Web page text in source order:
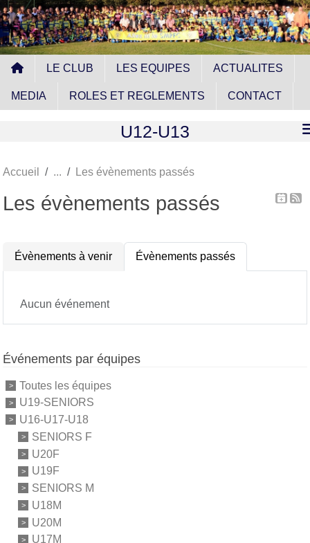
LE CLUB LES EQUIPES ACTUALITES
MEDIA ROLES ET REGLEMENTS CONTACT
U12-U13
Accueil Les évènements passés
Les évènements passés
Évènements à venir Évènements passés
Aucun événement
Événements par équipes
Toutes les équipes
U19-SENIORS
U16-U17-U18
SENIORS F
U20F
U19F
SENIORS M
U18M
U20M
U17M
Panneau de gestion des cookies